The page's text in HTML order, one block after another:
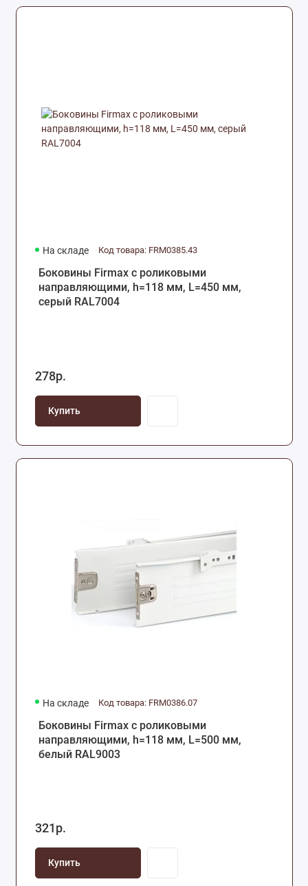
На складе Код товара: FRM0385.43
Боковины Firmax с роликовыми
направляющими, h=118 мм, L=450 мм,
серый RAL7004
278р.
Купить
На складе Код товара: FRM0386.07
Боковины Firmax с роликовыми
направляющими, h=118 мм, L=500 мм,
белый RAL9003
321р.
Купить